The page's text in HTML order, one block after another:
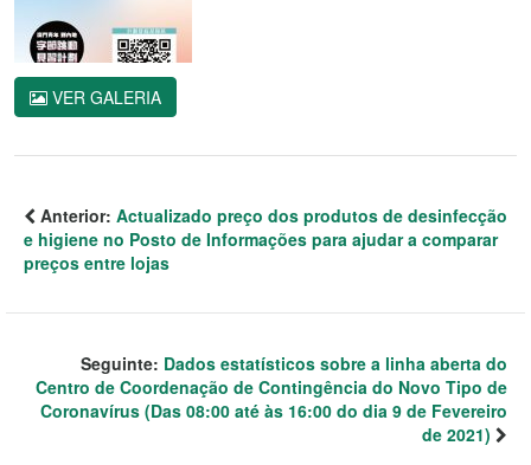
VER GALERIA
Anterior: Actualizado preço dos produtos de desinfecção
e higiene no Posto de Informações para ajudar a comparar
preços entre lojas
Seguinte: Dados estatísticos sobre a linha aberta do
Centro de Coordenação de Contingência do Novo Tipo de
Coronavírus (Das 08:00 até às 16:00 do dia 9 de Fevereiro
de 2021)